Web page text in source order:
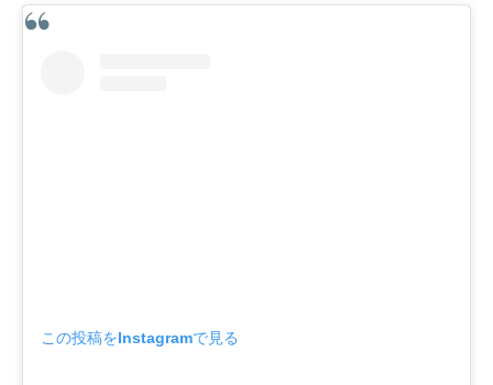
この投稿をInstagramで見る